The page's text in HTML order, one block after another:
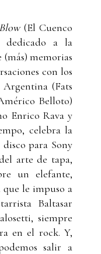
Blow (El Cuenco
a la
memorias
con los
(Fats
Belloto)
Enrico Rava y
celebra la
para Sony
arte de tapa,
un elefante,
que le impuso a
Baltasar
siempre
en el rock. Y,
salir a